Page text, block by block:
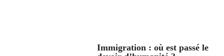
Immigration : où est passé le